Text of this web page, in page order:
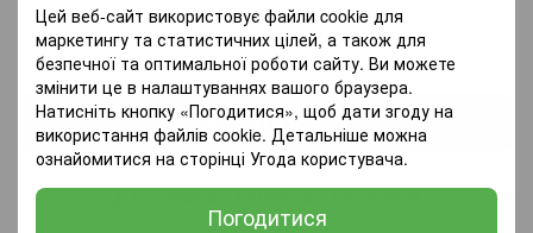
Цей веб-сайт використовує файли cookie для
маркетингу та статистичних цілей, а також для
безпечної та оптимальної роботи сайту. Ви можете
змінити це в налаштуваннях вашого браузера.
Натисніть кнопку «Погодитися», щоб дати згоду на
використання файлів cookie. Детальніше можна
ознайомитися на сторінці Угода користувача.
Погодитися
Додайте перший відгук
Написати відгук
Доставка Оплата Гарантія